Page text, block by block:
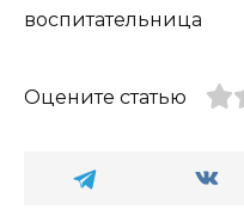
воспитательница
Оцените статью